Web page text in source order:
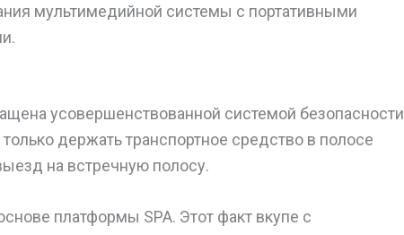
мультимедийной системы с портативными
усовершенствованной системой безопасности
держать транспортное средство в полосе
на встречную полосу.
платформы SPA. Этот факт вкупе с